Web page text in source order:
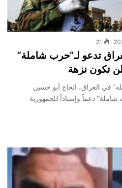
21
تدعو لـ”حرب شاملة”
تكون نزهة
في العراق، الحاج أبو حسين
شاملة” دعماً وإسناداً للجمهورية